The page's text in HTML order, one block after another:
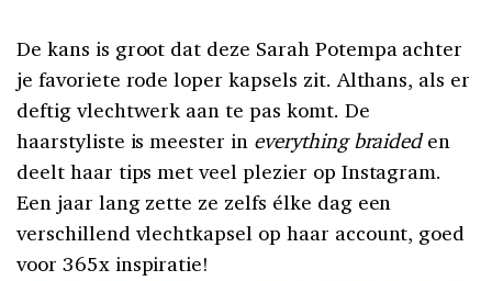
De kans is groot dat deze Sarah Potempa achter
je favoriete rode loper kapsels zit. Althans, als er
deftig vlechtwerk aan te pas komt. De
haarstyliste is meester in everything braideden
deelt haar tips met veel plezier op Instagram.
Een jaar lang zette ze zelfs élke dag een
verschillend vlechtkapsel op haar account, goed
voor 365x inspiratie!